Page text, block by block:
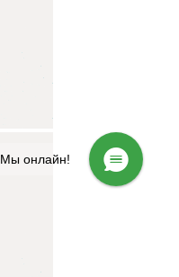
Мы онлайн!